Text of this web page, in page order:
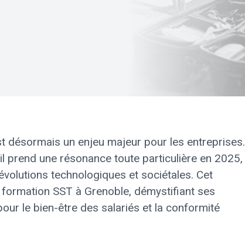
désormais un enjeu majeur pour les entreprises.
prend une résonance toute particulière en 2025,
technologiques et sociétales. Cet
SST à Grenoble, démystifiant ses
le bien-être des salariés et la conformité